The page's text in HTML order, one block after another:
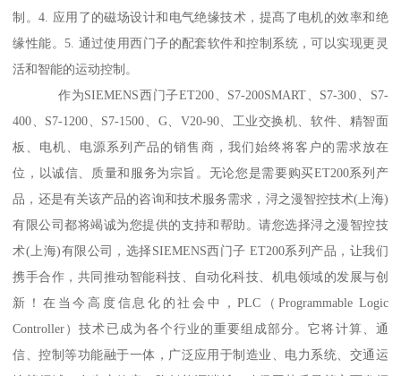
制。4. 应用了的磁场设计和电气绝缘技术，提髙了电机的效率和绝
缘性能。5. 通过使用西门子的配套软件和控制系统，可以实现更灵
活和智能的运动控制。
作为SIEMENS西门子ET200、S7-200SMART、S7-300、S7-
400、S7-1200、S7-1500、G、V20-90、工业交换机、软件、精智面
板、电机、电源系列产品的销售商，我们始终将客户的需求放在
位，以诚信、质量和服务为宗旨。无论您是需要购买ET200系列产
品，还是有关该产品的咨询和技术服务需求，浔之漫智控技术(上海)
有限公司都将竭诚为您提供的支持和帮助。请您选择浔之漫智控技
术(上海)有限公司，选择SIEMENS西门子 ET200系列产品，让我们
携手合作，共同推动智能科技、自动化科技、机电领域的发展与创
新！在当今高度信息化的社会中，PLC（Programmable Logic
Controller）技术已成为各个行业的重要组成部分。它将计算、通
信、控制等功能融于一体，广泛应用于制造业、电力系统、交通运